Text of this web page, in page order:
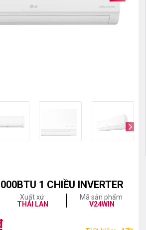
1 CHIỀU INVERTER
Xuất xứ
THÁI LAN
Mã sản phẩm
V24WIN